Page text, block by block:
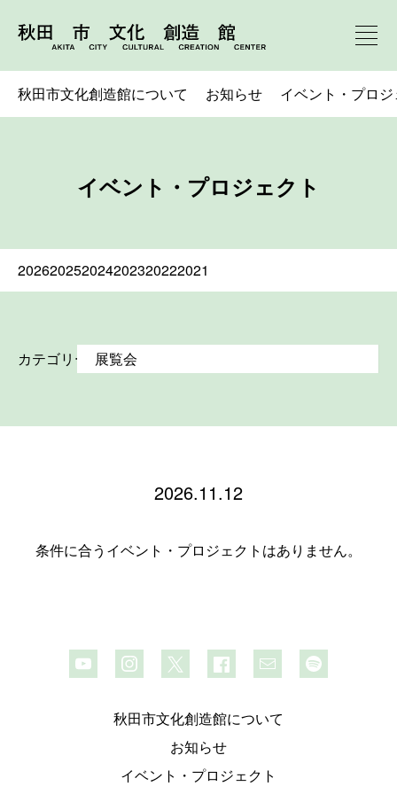
秋田市文化創造館について お知らせ イベント・プロ
イベント・プロジェクト
202620252024202320222021
カテゴリー
2026.11.12
条件に合うイベント・プロジェクトはありません。
秋田市文化創造館について
お知らせ
イベント・プロジェクト